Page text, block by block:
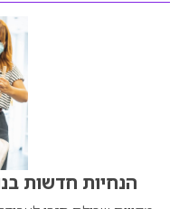
הנחיות חדשות